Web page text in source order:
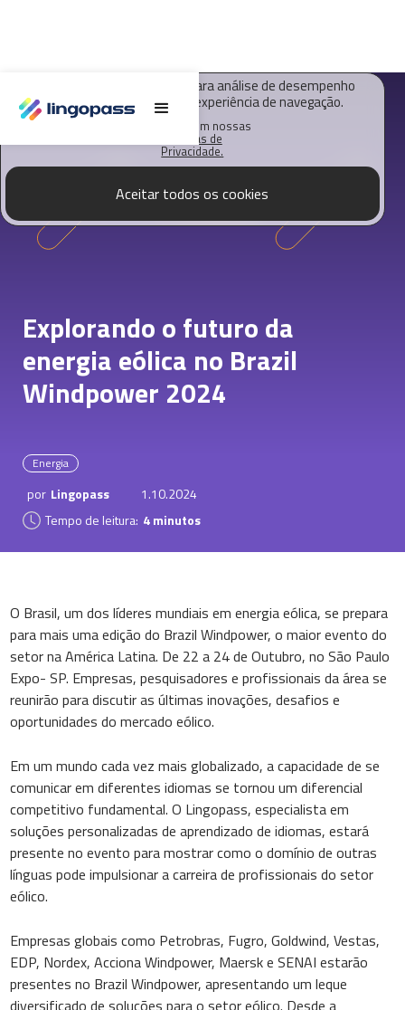
O Lingopass utiliza cookies para análise de desempenho
deste site e melhorar sua experiência de navegação.
Saiba mais em nossas
Políticas de
Privacidade.
Aceitar todos os cookies
Explorando o futuro da
energia eólica no Brazil
Windpower 2024
Energia
por Lingopass
1.10.2024
Tempo de leitura: 4 minutos
O Brasil, um dos líderes mundiais em energia eólica, se prepara
para mais uma edição do Brazil Windpower, o maior evento do
setor na América Latina. De 22 a 24 de Outubro, no São Paulo
Expo- SP. Empresas, pesquisadores e profissionais da área se
reunirão para discutir as últimas inovações, desafios e
oportunidades do mercado eólico.
Em um mundo cada vez mais globalizado, a capacidade de se
comunicar em diferentes idiomas se tornou um diferencial
competitivo fundamental. O Lingopass, especialista em
soluções personalizadas de aprendizado de idiomas, estará
presente no evento para mostrar como o domínio de outras
línguas pode impulsionar a carreira de profissionais do setor
eólico.
Empresas globais como Petrobras, Fugro, Goldwind, Vestas,
EDP, Nordex, Acciona Windpower, Maersk e SENAI estarão
presentes no Brazil Windpower, apresentando um leque
diversificado de soluções para o setor eólico. Desde a